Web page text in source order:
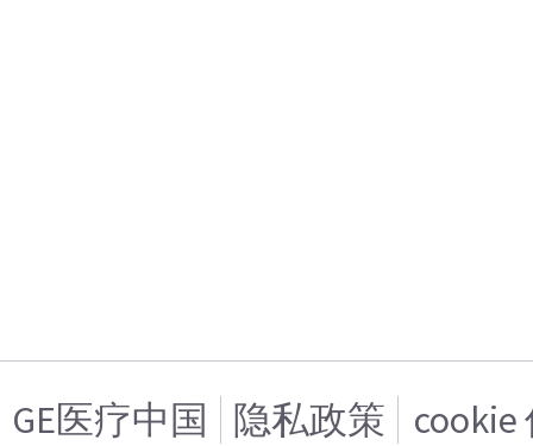
GE医疗中国 隐私政策 cookie